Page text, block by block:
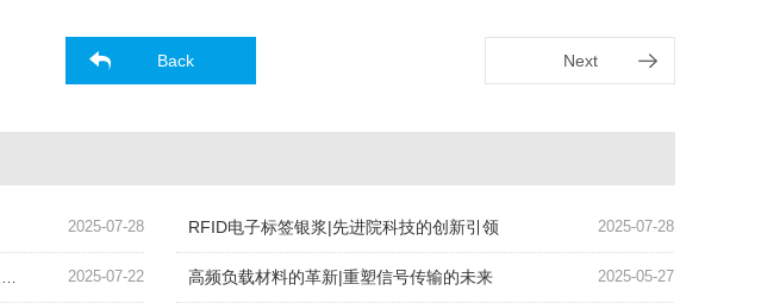
Back Next
2025-07-28 2025-07-28
RFID电子标签银浆|先进院科技的创新引领
2025-07-22 2025-05-27
高频负载材料的革新|重塑信号传输的未来